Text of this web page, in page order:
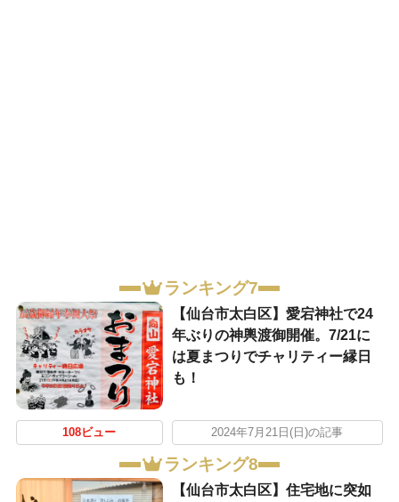
ランキング7
【仙台市太白区】愛宕神社で24
年ぶりの神輿渡御開催。7/21に
は夏まつりでチャリティー縁日
も！
108ビュー 2024年7月21日(日)の記事
ランキング8
【仙台市太白区】住宅地に突如